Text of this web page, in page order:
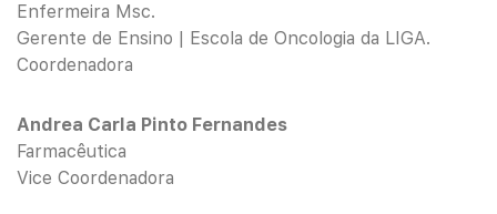
Enfermeira Msc.
Gerente de Ensino | Escola de Oncologia da LIGA.
Coordenadora
Andrea Carla Pinto Fernandes
Farmacêutica
Vice Coordenadora